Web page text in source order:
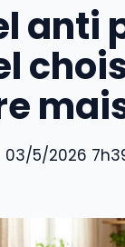
anti
03/5/2026